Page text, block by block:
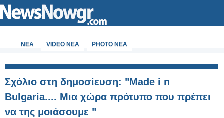
ΝΕΑ VIDEO NEA PHOTO NEA
Σχόλιο στη δημοσίευση: "Made i n
Bulgaria.... Μια χώρα πρότυπο που πρέπει
να της μοιάσουμε "